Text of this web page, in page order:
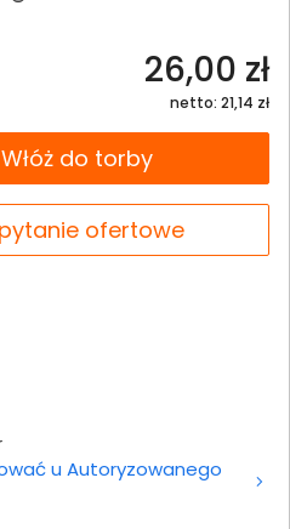
26,00 zł
netto: 21,14 zł
Włóż do torby
ofertowe
u Autoryzowanego